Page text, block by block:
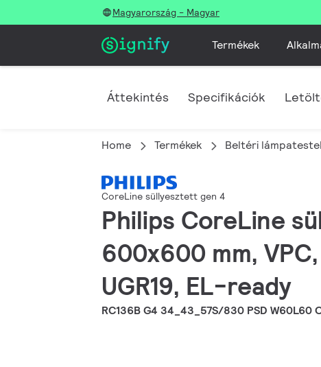
Magyarország - Magyar
Termékek
Áttekintés Specifikációk
Home Termékek Beltéri
CoreLine süllyesztett gen 4
Philips CoreLine
600x600 mm,
UGR19, EL-ready
RC136B G4 34_43_57S/830 PSD W60L60